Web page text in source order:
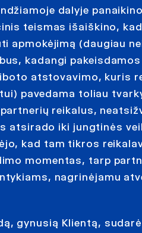
dalyje
teismas išaiškino,
apmokėjimą (daugiau
kadangi
atstovavimo, kuris
pavedama toliau
reikalus,
atsirado iki jungtinės
kad tam tikros
momentas, tarp
nagrinėjamu
gynusią Klientą,